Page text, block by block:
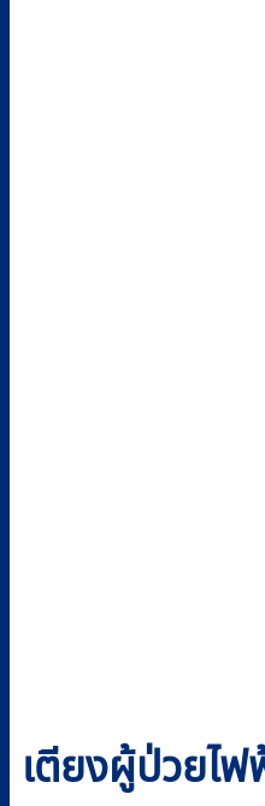
เตียงผู้ป่วยไฟ